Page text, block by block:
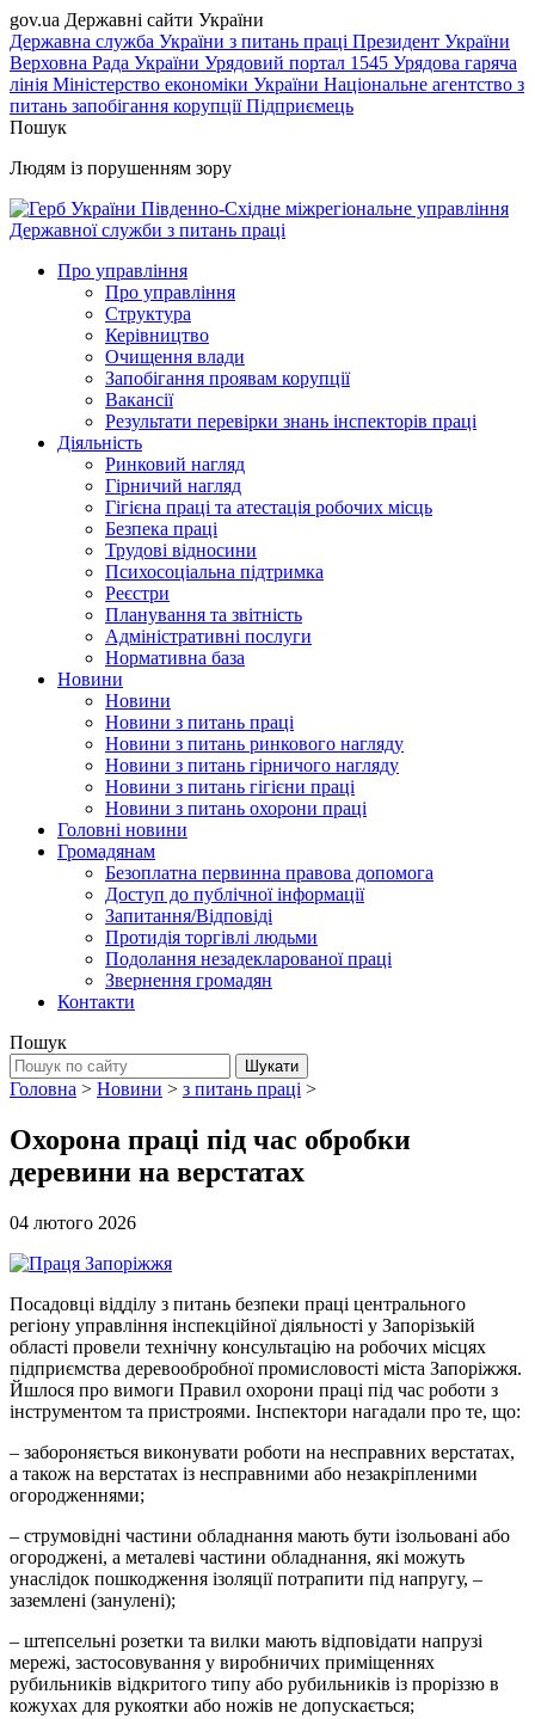
gov.ua Державні сайти України
Державна служба України з питань праці Президент України
Верховна Рада України Урядовий портал 1545 Урядова гаряча
лінія Міністерство економіки України Національне агентство з
питань запобігання корупціїПідприємець
Пошук
Людям із порушенням зору
Південно-Східне міжрегіональне управління
Державної служби з питань праці
Про управління
Про управління
Структура
Керівництво
Очищення влади
Запобігання проявам корупції
Вакансії
Результати перевірки знань інспекторів праці
Діяльність
Ринковий нагляд
Гірничий нагляд
Гігієна праці та атестація робочих місць
Безпека праці
Трудові відносини
Психосоціальна підтримка
Реєстри
Планування та звітність
Адміністративні послуги
Нормативна база
Новини
Новини
Новини з питань праці
Новини з питань ринкового нагляду
Новини з питань гірничого нагляду
Новини з питань гігієни праці
Новини з питань охорони праці
Головні новини
Громадянам
Безоплатна первинна правова допомога
Доступ до публічної інформації
Запитання/Відповіді
Протидія торгівлі людьми
Подолання незадекларованої праці
Звернення громадян
Контакти
Пошук
Головна > Новини > з питань праці >
Охорона праці під час обробки
деревини на верстатах
04 лютого 2026
Посадовці відділу з питань безпеки праці центрального
регіону управління інспекційної діяльності у Запорізькій
області провели технічну консультацію на робочих місцях
підприємства деревообробної промисловості міста Запоріжжя.
Йшлося про вимоги Правил охорони праці під час роботи з
інструментом та пристроями. Інспектори нагадали про те, що:
– забороняється виконувати роботи на несправних верстатах,
а також на верстатах із несправними або незакріпленими
огородженнями;
– струмовідні частини обладнання мають бути ізольовані або
огороджені, а металеві частини обладнання, які можуть
унаслідок пошкодження ізоляції потрапити під напругу, –
заземлені (занулені);
– штепсельні розетки та вилки мають відповідати напрузі
мережі, застосовування у виробничих приміщеннях
рубильників відкритого типу або рубильників із проріззю в
кожухах для рукоятки або ножів не допускається;